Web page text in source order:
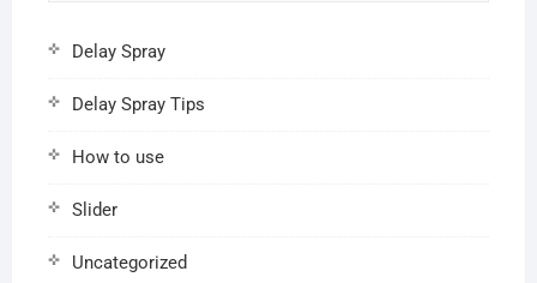
Delay Spray
Delay Spray Tips
How to use
Slider
Uncategorized